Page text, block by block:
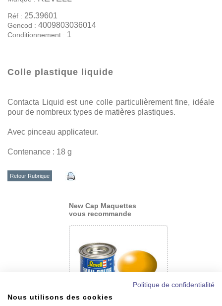
Réf : 25.39601
Gencod : 4009803036014
Conditionnement : 1
Colle plastique liquide
Contacta Liquid est une colle particulièrement fine, idéale
pour de nombreux types de matières plastiques.
Avec pinceau applicateur.
Contenance : 18 g
Retour Rubrique
New Cap Maquettes
vous recommande
Politique de confidentialité
Nous utilisons des cookies